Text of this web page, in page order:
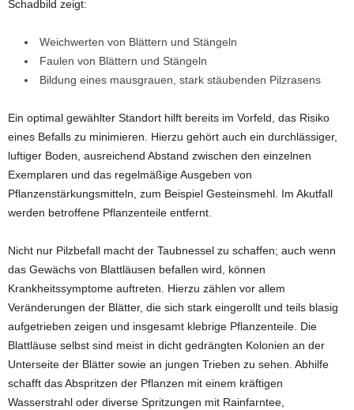
Schadbild zeigt:
Weichwerten von Blättern und Stängeln
Faulen von Blättern und Stängeln
Bildung eines mausgrauen, stark stäubenden Pilzrasens
Ein optimal gewählter Standort hilft bereits im Vorfeld, das Risiko
eines Befalls zu minimieren. Hierzu gehört auch ein durchlässiger,
luftiger Boden, ausreichend Abstand zwischen den einzelnen
Exemplaren und das regelmäßige Ausgeben von
Pflanzenstärkungsmitteln, zum Beispiel Gesteinsmehl. Im Akutfall
werden betroffene Pflanzenteile entfernt.
Nicht nur Pilzbefall macht der Taubnessel zu schaffen; auch wenn
das Gewächs von Blattläusen befallen wird, können
Krankheitssymptome auftreten. Hierzu zählen vor allem
Veränderungen der Blätter, die sich stark eingerollt und teils blasig
aufgetrieben zeigen und insgesamt klebrige Pflanzenteile. Die
Blattläuse selbst sind meist in dicht gedrängten Kolonien an der
Unterseite der Blätter sowie an jungen Trieben zu sehen. Abhilfe
schafft das Abspritzen der Pflanzen mit einem kräftigen
Wasserstrahl oder diverse Spritzungen mit Rainfarntee,